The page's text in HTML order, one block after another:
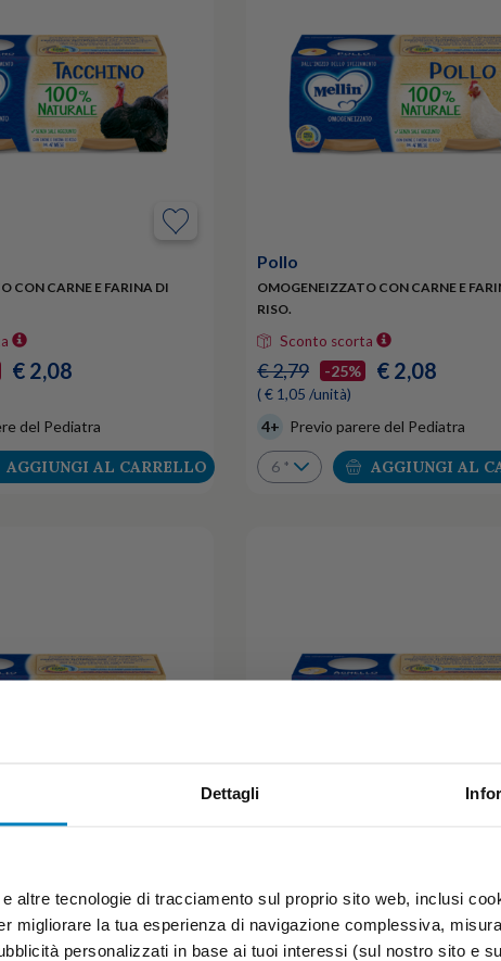
Dettagli
altre tecnologie di tracciamento sul proprio sito web, inclusi
migliorare la tua esperienza di navigazione complessiva,
personalizzati in base ai tuoi interessi (sul nostro sito e
CON CARNE E FARINA DI
€ 2,08
del Pediatra
AGGIUNGI AL CARRELLO
Pollo
OMOGENEIZZATO CON CARNE E
RISO.
Sconto scorta
€ 2,79 -25% € 2,08
( € 1,05 /unità)
4+ Previo parere del Pediatra
AGGIUNGI AL
CON CARNE E FARINA DI
OMOGENEIZZATO CON CARNE E
RISO.